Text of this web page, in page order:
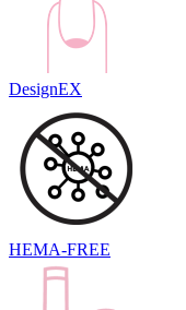
DesignEX
HEMA-FREE